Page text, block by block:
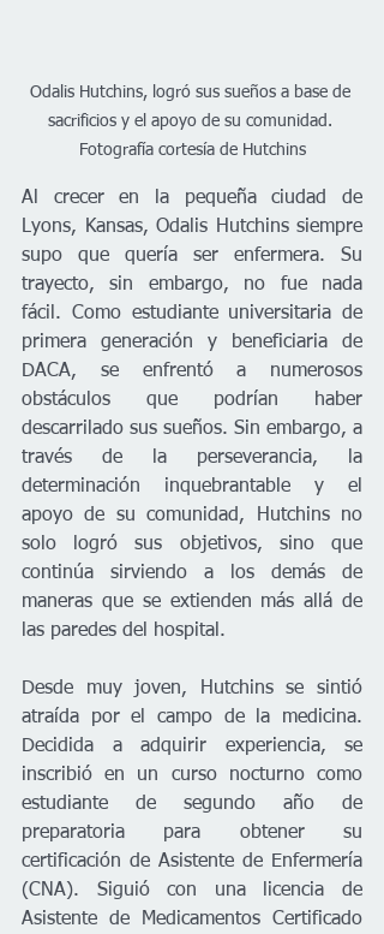
Odalis Hutchins, logró sus sueños a base de
sacrificios y el apoyo de su comunidad.
Fotografía cortesía de Hutchins
Al crecer en la pequeña ciudad de
Lyons, Kansas, Odalis Hutchins siempre
supo que quería ser enfermera. Su
trayecto, sin embargo, no fue nada
fácil. Como estudiante universitaria de
primera generación y beneficiaria de
DACA, se enfrentó a numerosos
obstáculos que podrían haber
descarrilado sus sueños. Sin embargo, a
través de la perseverancia, la
determinación inquebrantable y el
apoyo de su comunidad, Hutchins no
solo logró sus objetivos, sino que
continúa sirviendo a los demás de
maneras que se extienden más allá de
las paredes del hospital.
Desde muy joven, Hutchins se sintió
atraída por el campo de la medicina.
Decidida a adquirir experiencia, se
inscribió en un curso nocturno como
estudiante de segundo año de
preparatoria para obtener su
certificación de Asistente de Enfermería
(CNA). Siguió con una licencia de
Asistente de Medicamentos Certificado